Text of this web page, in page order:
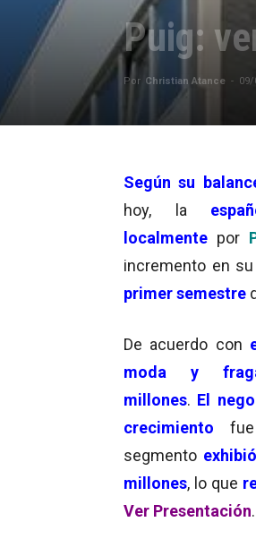
Puig:
Por Christian Atance - 09/
Según su
hoy, la
localmente por
incremento en
primer semestre
De acuerdo con
moda y
millones. El
crecimiento
segmento exhibió
millones, lo que
Ver Presentación.